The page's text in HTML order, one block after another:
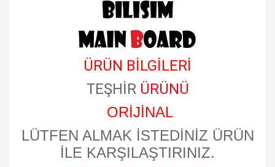
ÜRÜN BİLGİLERİ
TEŞHİR ÜRÜNÜ
ORİJİNAL
LÜTFEN ALMAK İSTEDİNİZ ÜRÜN
İLE KARŞILAŞTIRINIZ.